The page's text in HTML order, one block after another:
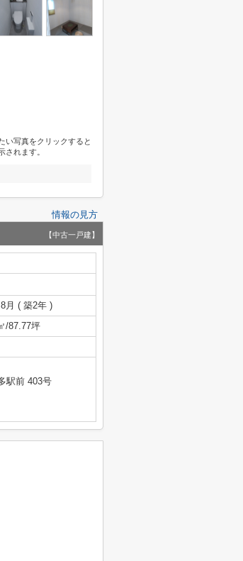
い写真をクリックすると
されます。
情報の見方
【中古一戸建】
月 ( 築2年 )
/87.77坪
駅前 403号